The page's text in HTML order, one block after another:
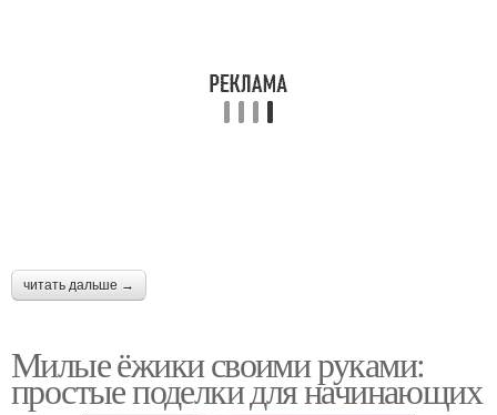
читать дальше →
Милые ёжики своими руками:
простые поделки для начинающих